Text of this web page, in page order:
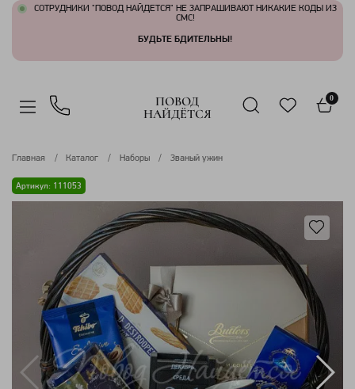
СОТРУДНИКИ "ПОВОД НАЙДЕТСЯ" НЕ ЗАПРАШИВАЮТ НИКАКИЕ КОДЫ ИЗ
СМС!
БУДЬТЕ БДИТЕЛЬНЫ!
ПОВОД
НАЙДЁТСЯ
0
Главная Каталог Наборы Званый ужин
Артикул: 111053